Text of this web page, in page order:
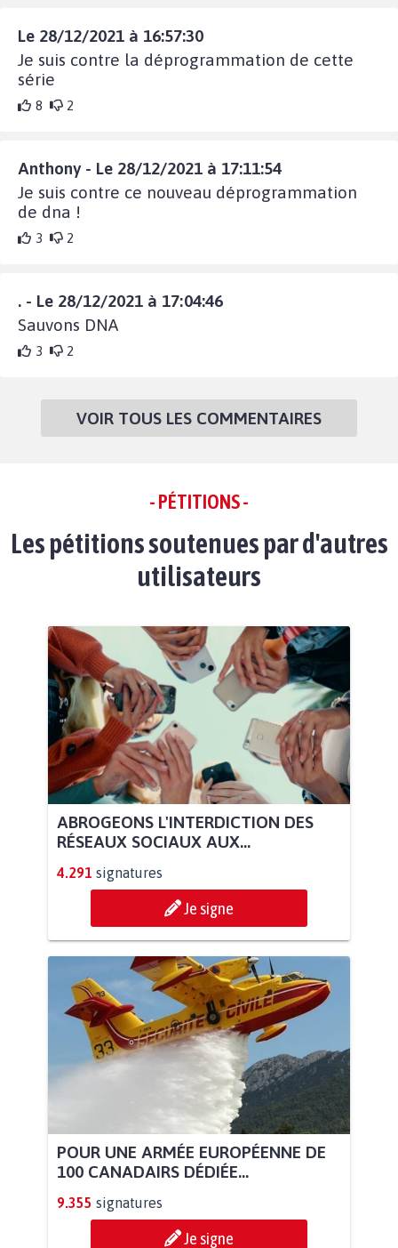
Le 28/12/2021 à 16:57:30
Je suis contre la déprogrammation de cette
série
8 2
Anthony - Le 28/12/2021 à 17:11:54
Je suis contre ce nouveau déprogrammation
de dna !
3 2
. - Le 28/12/2021 à 17:04:46
Sauvons DNA
3 2
VOIR TOUS LES COMMENTAIRES
- PÉTITIONS -
Les pétitions soutenues par d'autres
utilisateurs
ABROGEONS L'INTERDICTION DES
RÉSEAUX SOCIAUX AUX...
4.291 signatures
Je signe
POUR UNE ARMÉE EUROPÉENNE DE
100 CANADAIRS DÉDIÉE...
9.355 signatures
Je signe